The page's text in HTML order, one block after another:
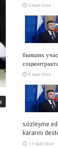
4 saat önce
бывших
6 saat önce
sözleşme
kararını
11 saat önce